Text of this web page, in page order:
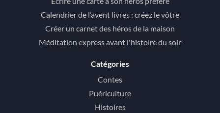
Calendrier de l’avent livres : créez le vôtre
Créer un carnet des héros de la maison
Méditation express avant l'histoire du soir
Catégories
Contes
Puériculture
Histoires